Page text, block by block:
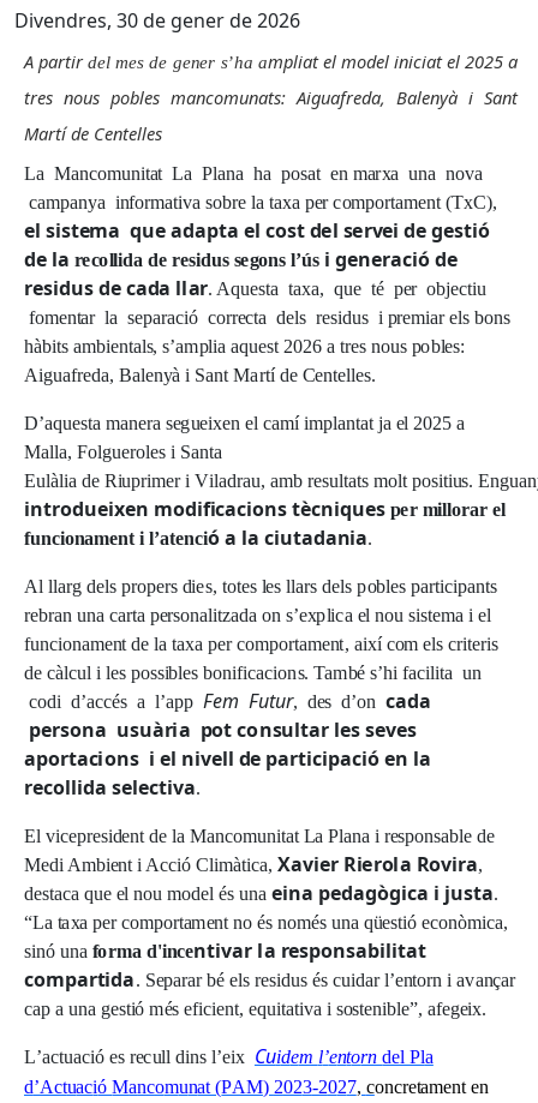
Divendres, 30 de gener de 2026
Apartirdelmesde gener s’ha ampliatel modeliniciatel 2025 a
tres nouspobles mancomunats: Aiguafreda,Balenyà iSant
Martíde Centelles
La MancomunitatLaPlanahaposat en marxaunanova
campanya informativasobre la taxa percomportament (TxC),
el sistemaque adapta el costdel serveidegestió
de la recollida deresidus segonsl’ús igeneracióde
residusdecada llar. Aquesta taxa, que té perobjectiu
fomentarlaseparació correctadels residus i premiarelsbons
hàbits ambientals,s’ampliaaquest 2026 a tres nous pobles:
Aiguafreda, Balenyà i Sant MartídeCentelles.
D’aquesta manera segueixenel camíimplantat ja el 2025 a
Malla,Folgueroles i Santa
Eulàlia de Riuprimer iViladrau,ambresultatsmoltpositius. Enguan
introdueixen modificacionstècniques per millorarel
funcionament il’atenció a la ciutadania.
Al llargdels propers dies, totes lesllarsdels poblesparticipants
rebran una carta personalitzada on s’explica elnousistema iel
funcionamentdela taxapercomportament, aixícomelscriteris
de càlcul i les possiblesbonificacions. Tambés’hifacilitaun
codi d’accés a l’app Fem Futur, desd’oncada
persona usuària potconsultar lesseves
aportacions i el nivell de participacióen la
recollida selectiva.
El vicepresidentdela Mancomunitat LaPlana i responsable de
Medi Ambient i AccióClimàtica, Xavier Rierola Rovira,
destaca que elnoumodel ésuna eina pedagògica i justa.
“La taxapercomportamentnoésnomés una qüestióeconòmica,
sinó una forma d'incentivar la responsabilitat
compartida. Separarbéelsresidus éscuidarl’entorn iavançar
cap auna gestiómés eficient,equitativa i sostenible”, afegeix.
L’actuació es reculldinsl’eix Cuidem l’entorndel Pla
d’ActuacióMancomunat (PAM) 2023-2027, concretament en